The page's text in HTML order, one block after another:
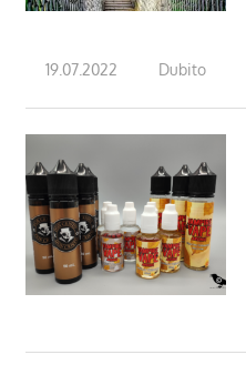
19.07.2022 Dubito